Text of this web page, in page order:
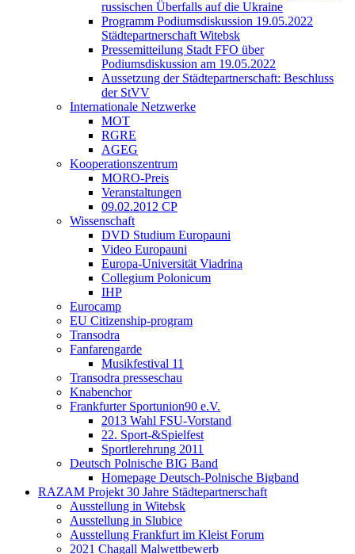
russischen Überfalls auf die Ukraine
Programm Podiumsdiskussion 19.05.2022
Städtepartnerschaft Witebsk
Pressemitteilung Stadt FFO über
Podiumsdiskussion am 19.05.2022
Aussetzung der Städtepartnerschaft: Beschluss
der StVV
Internationale Netzwerke
MOT
RGRE
AGEG
Kooperationszentrum
MORO-Preis
Veranstaltungen
09.02.2012 CP
Wissenschaft
DVD Studium Europauni
Video Europauni
Europa-Universität Viadrina
Collegium Polonicum
IHP
Eurocamp
EU Citizenship-program
Transodra
Fanfarengarde
Musikfestival 11
Transodra presseschau
Knabenchor
Frankfurter Sportunion90 e.V.
2013 Wahl FSU-Vorstand
22. Sport-&Spielfest
Sportlerehrung 2011
Deutsch Polnische BIG Band
Homepage Deutsch-Polnische Bigband
RAZAM Projekt 30 Jahre Städtepartnerschaft
Ausstellung in Witebsk
Ausstellung in Slubice
Ausstellung Frankfurt im Kleist Forum
2021 Chagall Malwettbewerb